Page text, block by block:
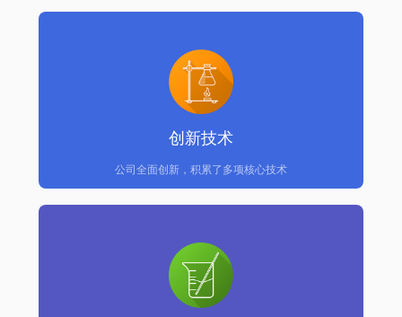
创新技术
公司全面创新，积累了多项核心技术